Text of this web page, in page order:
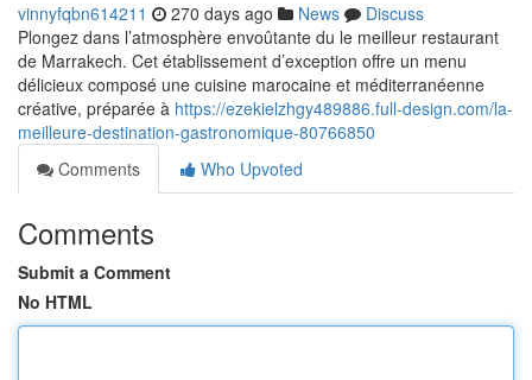
vinnyfqbn614211 270 days ago News
Discuss
Plongez dans l’atmosphère envoûtante du le meilleur restaurant
de Marrakech. Cet établissement d’exception offre un menu
délicieux composé une cuisine marocaine et méditerranéenne
créative, préparée à https://ezekielzhgy489886.full-design.com/la-
meilleure-destination-gastronomique-80766850
Comments
Who Upvoted
Comments
Submit a Comment
No HTML